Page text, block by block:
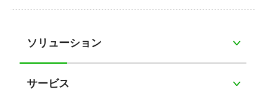
ソリューション
サービス